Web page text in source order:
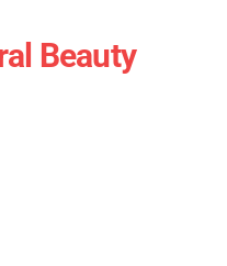
Beauty